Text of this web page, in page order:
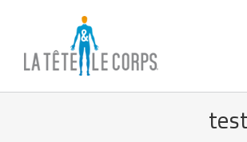
content